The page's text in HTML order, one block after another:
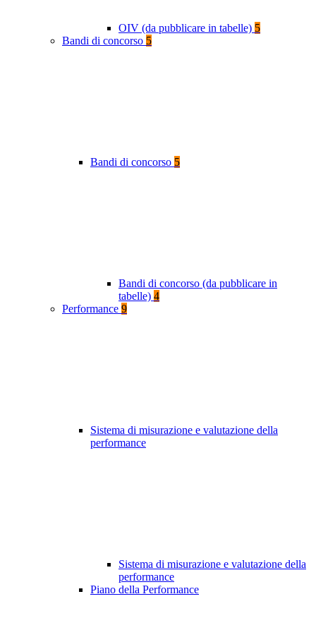
OIV (da pubblicare in tabelle) 5
Bandi di concorso 5
Bandi di concorso 5
Bandi di concorso (da pubblicare in
tabelle) 4
Performance 9
Sistema di misurazione e valutazione della
performance
Sistema di misurazione e valutazione della
performance
Piano della Performance